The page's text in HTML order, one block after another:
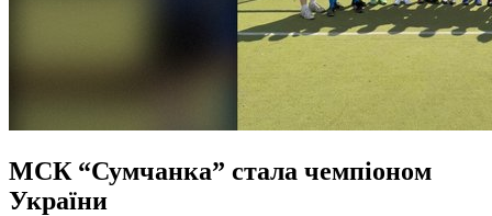
МСК “Сумчанка” стала чемпіоном
України